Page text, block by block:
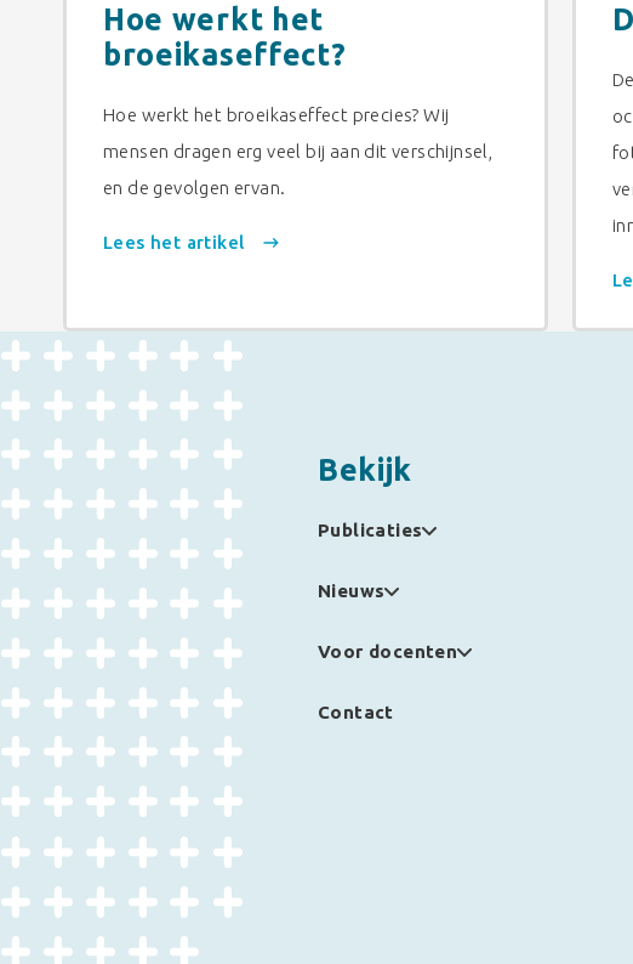
Hoe werkt het
broeikaseffect?
Hoe werkt het broeikaseffect precies? Wij
mensen dragen erg veel bij aan dit verschijnsel,
en de gevolgen ervan.
Lees het artikel
Bekijk
Publicaties
Nieuws
Voor docenten
Contact